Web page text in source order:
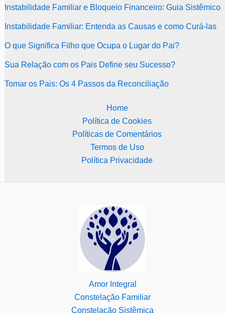
Instabilidade Familiar e Bloqueio Financeiro: Guia Sistêmico
Instabilidade Familiar: Entenda as Causas e como Curá-las
O que Significa Filho que Ocupa o Lugar do Pai?
Sua Relação com os Pais Define seu Sucesso?
Tomar os Pais: Os 4 Passos da Reconciliação
Home
Política de Cookies
Políticas de Comentários
Termos de Uso
Política Privacidade
Amor Integral
Constelação Familiar
Constelação Sistêmica